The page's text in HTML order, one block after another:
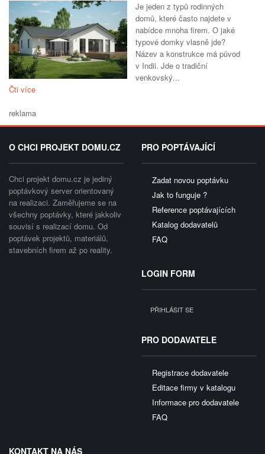
Je jeden z typů rodinných
domů, které často najdete v
nabídce mnoha firem. O jaké
typové domky vlasně jde?
Název a konstrukce má původ
v Indii. Jde o tradiční
venkovský...
Čti více
reklama
O CHCI PROJEKT DOMU.CZ
Chci projekt domu.cz je jediný
poptávkový server orientovaný
na realizaci. Zaměřujeme se na
všechny poptávky, které jakkoliv
souvisí s realizací domu. Od
poptávek projektů, materiálů,
stavebních firem až po reality.
PRO POPTÁVAJÍCÍ
Zadat novou poptávku
Jak to funguje ?
Reference poptávajících
Katalog dodavatelů
FAQ
LOGIN FORM
PŘIHLÁSIT SE
PRO DODAVATELE
Registrace dodavatele
Editace firmy v katalogu
Informace pro dodavatele
FAQ
KONTAKT NA NÁS